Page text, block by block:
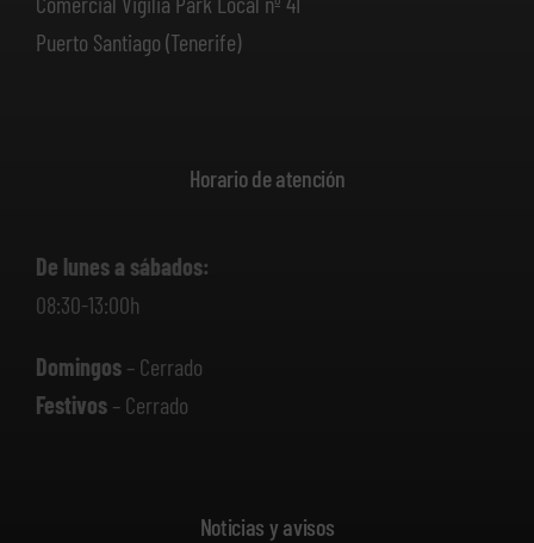
Puerto Santiago (Tenerife)
Horario de atención
De lunes a sábados:
08:30-13:00h
Domingos– Cerrado
Festivos– Cerrado
Noticias y avisos